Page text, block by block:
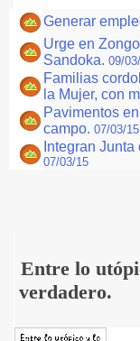
Generar
Urge en
Sandoka. 09/
Familias
la Mujer, con
Pavimentos
campo. 07/03/15
Integran
07/03/15
Entre lo
verdadero.